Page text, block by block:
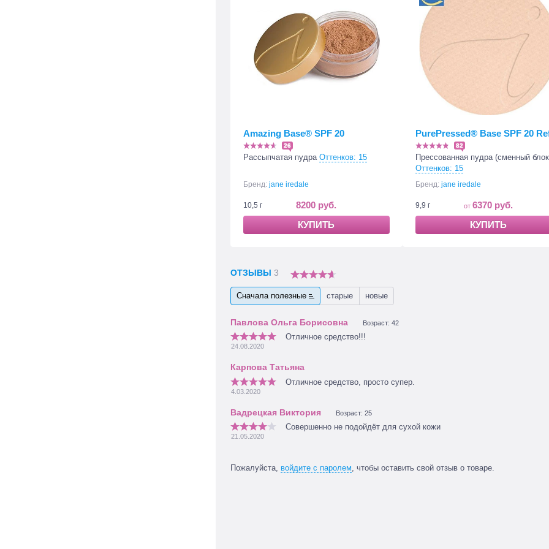
Amazing Base® SPF 20
26
Рассыпчатая пудра Оттенков: 15
Бренд: jane iredale
10,5 г
8200 руб.
КУПИТЬ
PurePressed® Base SPF 20
82
Прессованная пудра (сменный
Оттенков: 15
Бренд: jane iredale
9,9 г
6370 руб.
КУПИТЬ
ОТЗЫВЫ 3
Сначала полезные старые новые
Возраст: 42
24.08.2020
Отличное средство!!!
4.03.2020
Отличное средство, просто супер.
Возраст: 25
21.05.2020
Совершенно не подойдёт для сухой кожи
Пожалуйста, войдите с паролем , чтобы оставить свой отзыв о товаре.